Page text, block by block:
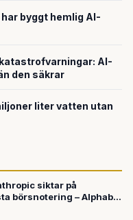
byggt hemlig AI-
AI-
den säkrar
liter vatten utan
siktar på
börsnotering – Alphabet